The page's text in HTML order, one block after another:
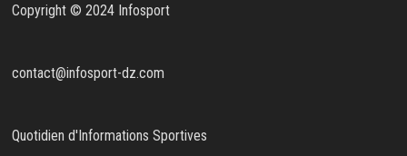
Copyright © 2024 Infosport
contact@infosport-dz.com
Quotidien d'Informations Sportives